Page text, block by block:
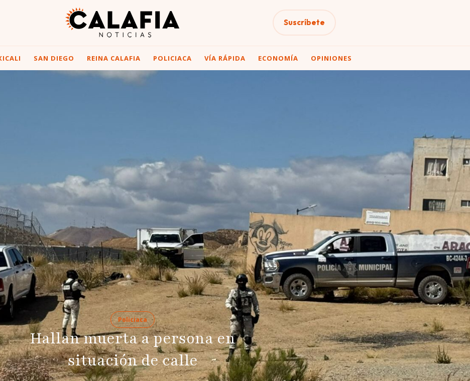
Suscríbete
SAN DIEGO REINA CALAFIA POLICIACA VÍA RÁPIDA ECONOMÍA OPINIONES
Policiaca
Hallan muerta a persona en
situación de calle